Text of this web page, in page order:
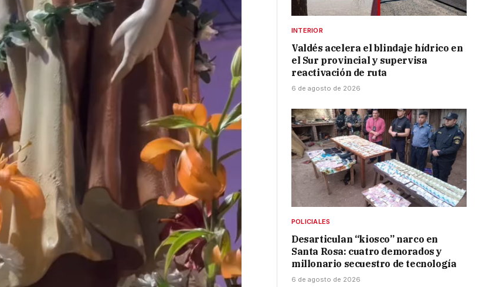
INTERIOR
Valdés acelera el blindaje hídrico en
el Sur provincial y supervisa
reactivación de ruta
6 de agosto de 2026
POLICIALES
Desarticulan “kiosco” narco en
Santa Rosa: cuatro demorados y
millonario secuestro de tecnología
6 de agosto de 2026